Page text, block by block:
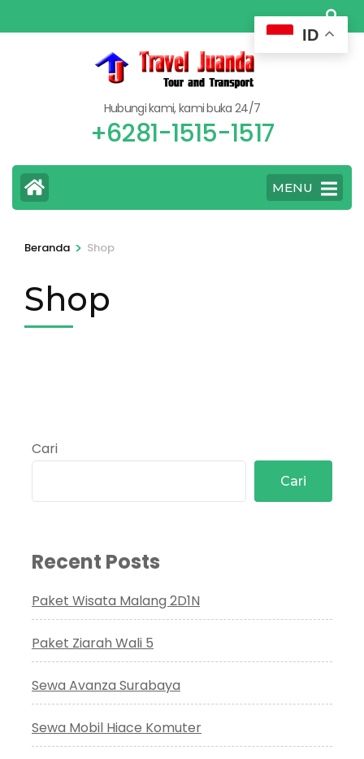
ke
Hubungi kami, kami buka 24/7
+6281-1515-1517
MENU
Beranda > Shop
Shop
Cari
Cari
Recent Posts
Paket Wisata Malang 2D1N
Paket Ziarah Wali 5
Sewa Avanza Surabaya
Sewa Mobil Hiace Komuter
ID